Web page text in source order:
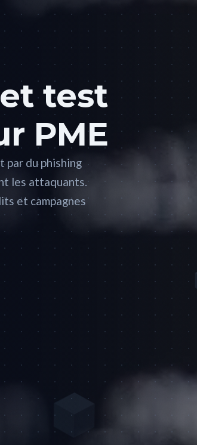
test
PME
par du phishing
les attaquants.
et campagnes